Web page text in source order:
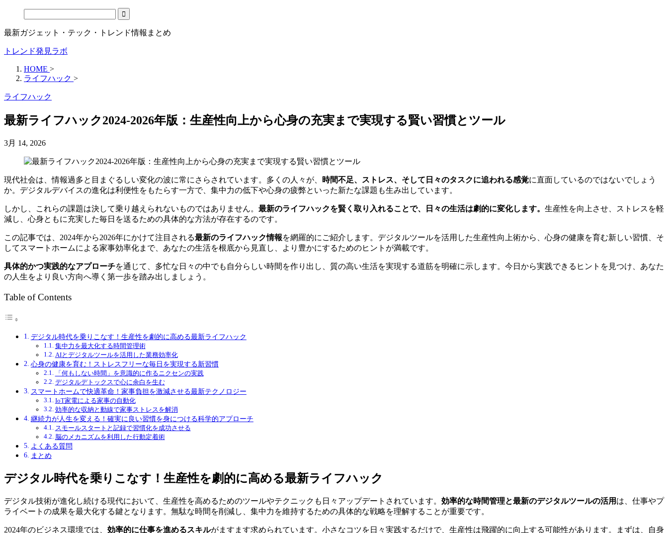
最新ガジェット・テック・トレンド情報まとめ
トレンド発見ラボ
HOME >
ライフハック >
ライフハック
最新ライフハック2024-2026年版：生産性向上から心身の充実まで実現する賢い習慣とツール
3月 14, 2026
現代社会は、情報過多と目まぐるしい変化の波に常にさらされています。多くの人々が、 時間不足、ストレス、そして日々のタスクに追われる感覚に直面しているのではないでしょう
か。デジタルデバイスの進化は利便性をもたらす一方で、集中力の低下や心身の疲弊といった新たな課題も生み出しています。
しかし、これらの課題は決して乗り越えられないものではありません。 最新のライフハックを賢く取り入れることで、日々の生活は劇的に変化します。 生産性を向上させ、ストレスを軽
減し、心身ともに充実した毎日を送るための具体的な方法が存在するのです。
この記事では、2024年から2026年にかけて注目される最新のライフハック情報を網羅的にご紹介します。デジタルツールを活用した生産性向上術から、心身の健康を育む新しい習慣、そ
してスマートホームによる家事効率化まで、あなたの生活を根底から見直し、より豊かにするためのヒントが満載です。
具体的かつ実践的なアプローチを通じて、多忙な日々の中でも自分らしい時間を作り出し、質の高い生活を実現する道筋を明確に示します。今日から実践できるヒントを見つけ、あなた
の人生をより良い方向へ導く第一歩を踏み出しましょう。
Table of Contents
デジタル時代を乗りこなす！生産性を劇的に高める最新ライフハック
集中力を最大化する時間管理術
AIとデジタルツールを活用した業務効率化
心身の健康を育む！ストレスフリーな毎日を実現する新習慣
「何もしない時間」を意識的に作るニクセンの実践
デジタルデトックスで心に余白を生む
スマートホームで快適革命！家事負担を激減させる最新テクノロジー
IoT家電による家事の自動化
効率的な収納と動線で家事ストレスを解消
継続力が人生を変える！確実に良い習慣を身につける科学的アプローチ
スモールスタートと記録で習慣化を成功させる
脳のメカニズムを利用した行動定着術
よくある質問
まとめ
デジタル時代を乗りこなす！生産性を劇的に高める最新ライフハック
デジタル技術が進化し続ける現代において、生産性を高めるためのツールやテクニックも日々アップデートされています。 効率的な時間管理と最新のデジタルツールの活用 は、仕事やプ
ライベートの成果を最大化する鍵となります。無駄な時間を削減し、集中力を維持するための具体的な戦略を理解することが重要です。
2024年のビジネス環境では、 効率的に仕事を進めるスキルがますます求められています。小さなコツを日々実践するだけで、生産性は飛躍的に向上する可能性があります。まずは、自身